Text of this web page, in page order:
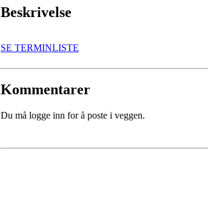
Beskrivelse
SE TERMINLISTE
Kommentarer
Du må logge inn for å poste i veggen.